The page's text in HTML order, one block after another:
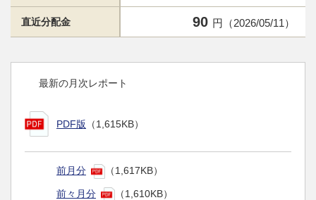
直近分配金 90 円（2026/05/11）
最新の月次レポート
PDF版 （1,615KB）
前月分 （1,617KB）
前々月分 （1,610KB）